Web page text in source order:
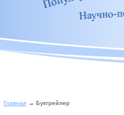
Главная Буктрейлер